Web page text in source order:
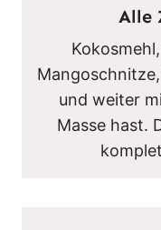
Alle
und weiter
Masse hast.